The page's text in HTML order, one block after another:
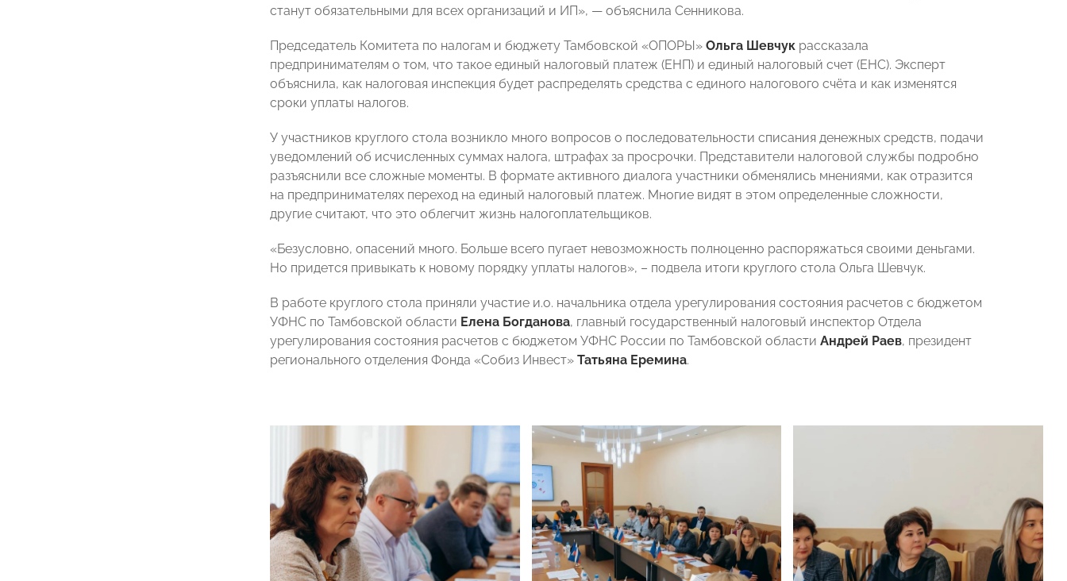
станут обязательными для всех организаций и ИП», — объяснила Сенникова.
Председатель Комитета по налогам и бюджету Тамбовской «ОПОРЫ» Ольга Шевчук рассказала
предпринимателям о том, что такое единый налоговый платеж (ЕНП) и единый налоговый счет (ЕНС). Эксперт
объяснила, как налоговая инспекция будет распределять средства с единого налогового счёта и как изменятся
сроки уплаты налогов.
У участников круглого стола возникло много вопросов о последовательности списания денежных средств, подачи
уведомлений об исчисленных суммах налога, штрафах за просрочки. Представители налоговой службы подробно
разъяснили все сложные моменты. В формате активного диалога участники обменялись мнениями, как отразится
на предпринимателях переход на единый налоговый платеж. Многие видят в этом определенные сложности,
другие считают, что это облегчит жизнь налогоплательщиков.
«Безусловно, опасений много. Больше всего пугает невозможность полноценно распоряжаться своими деньгами.
Но придется привыкать к новому порядку уплаты налогов», – подвела итоги круглого стола Ольга Шевчук.
В работе круглого стола приняли участие и.о. начальника отдела урегулирования состояния расчетов с бюджетом
УФНС по Тамбовской области Елена Богданова, главный государственный налоговый инспектор Отдела
урегулирования состояния расчетов с бюджетом УФНС России по Тамбовской области Андрей Раев, президент
регионального отделения Фонда «Собиз Инвест» Татьяна Еремина.